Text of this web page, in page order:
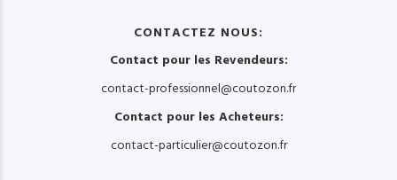
CONTACTEZ NOUS:
Contact pour les Revendeurs:
contact-professionnel@coutozon.fr
Contact pour les Acheteurs:
contact-particulier@coutozon.fr